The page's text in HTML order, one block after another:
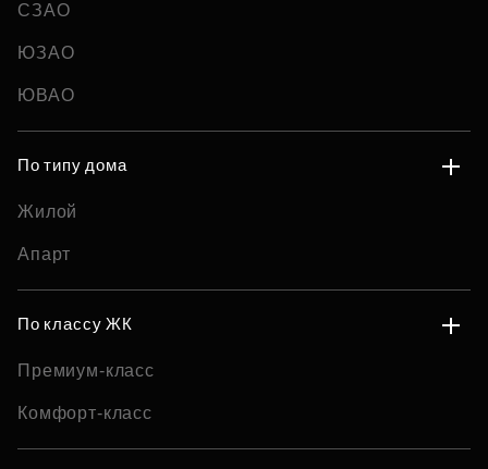
СЗАО
ЮЗАО
ЮВАО
По типу дома
Жилой
Апарт
По классу ЖК
Премиум-класс
Комфорт-класс